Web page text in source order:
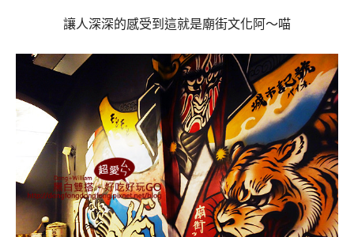
讓人深深的感受到這就是廟街文化阿～喵